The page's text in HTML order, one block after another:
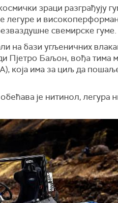
зраци разграђују
легуре и
свемирске гуме.
на бази угљеничних
Пјетро Баљон, вођа тима
која има за циљ да
је нитинол, легура